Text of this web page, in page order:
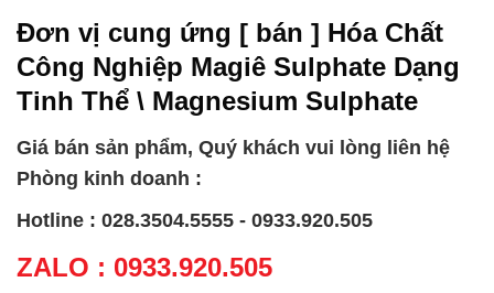
Đơn vị cung ứng [ bán ] Hóa Chất
Công Nghiệp Magiê Sulphate Dạng
Tinh Thể \ Magnesium Sulphate
Giá bán sản phẩm, Quý khách vui lòng liên hệ
Phòng kinh doanh :
Hotline : 028.3504.5555 - 0933.920.505
ZALO : 0933.920.505